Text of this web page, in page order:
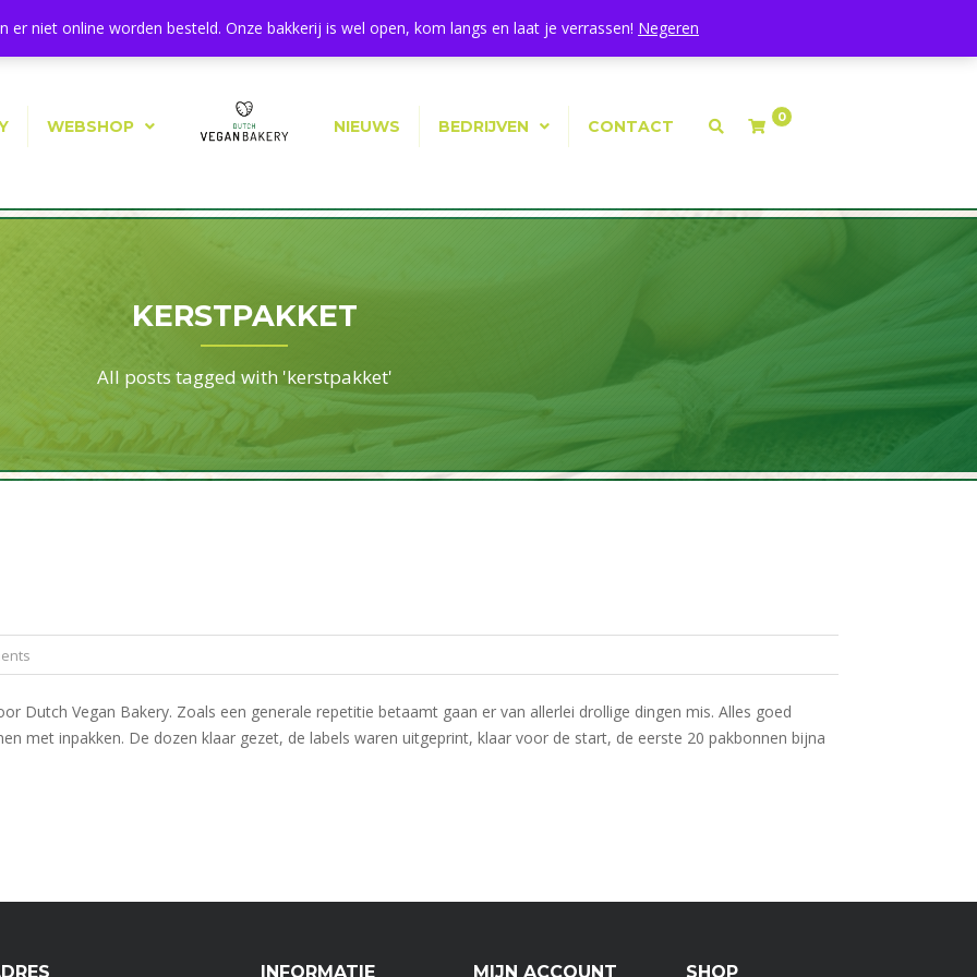
1544 BA Zaandijk Mijn Account|
WEBSHOP NIEUWS BEDRIJVEN CONTACT 0
KERSTPAKKET
All posts tagged with 'kerstpakket'
Dutch Vegan Bakery. Zoals een generale repetitie betaamt gaan er van allerlei drollige dingen mis. Alles goed
met inpakken. De dozen klaar gezet, de labels waren uitgeprint, klaar voor de start, de eerste 20 pakbonnen bijna
INFORMATIE MIJN ACCOUNT SHOP
er niet online worden besteld. Onze bakkerij is wel open, kom langs en laat je verrassen! Negeren